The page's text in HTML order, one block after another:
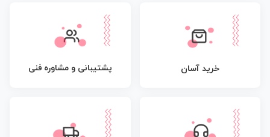
خرید آسان پشتیبانی و مشاوره فنی